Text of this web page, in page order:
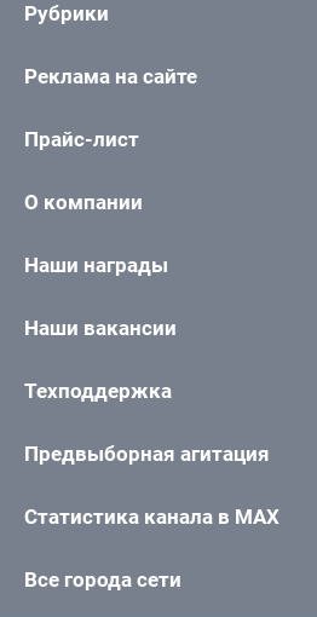
Рубрики
Реклама на сайте
Прайс-лист
О компании
Наши награды
Наши вакансии
Техподдержка
Предвыборная агитация
Статистика канала в MAX
Все города сети